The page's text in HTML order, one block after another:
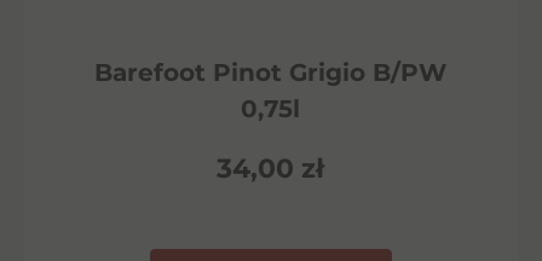
Barefoot Pinot Grigio B/PW
0,75l
34,00 zł